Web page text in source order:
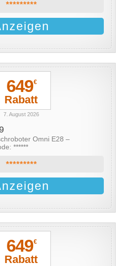
*********
649€
Rabatt
7. August 2026
Omni E28 –
******
*********
649€
Rabatt